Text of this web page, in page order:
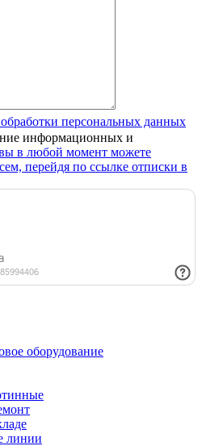
персональных данных
информационных и
в любой момент можете
перейдя по ссылке отписки в
оборудование
линии